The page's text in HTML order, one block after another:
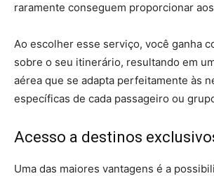
raramente conseguem proporcionar
Ao escolher esse serviço, você ganha
sobre o seu itinerário, resultando em
aérea que se adapta perfeitamente às
específicas de cada passageiro ou
Acesso a destinos
Uma das maiores vantagens é a